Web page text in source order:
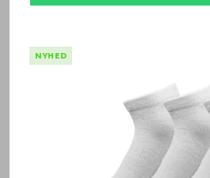
NYHED